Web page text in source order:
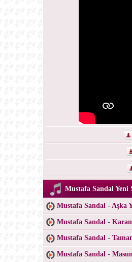
Mustafa Sandal Yeni
Mustafa Sandal - Aşka
Mustafa Sandal -
Mustafa Sandal -
Mustafa Sandal -